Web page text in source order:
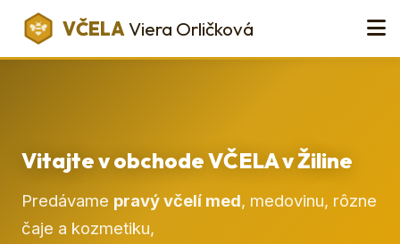
VČELAViera Orličková
Vitajte v obchode VČELA v Žiline
Predávame pravý včelí med, medovinu, rôzne
čaje a kozmetiku,